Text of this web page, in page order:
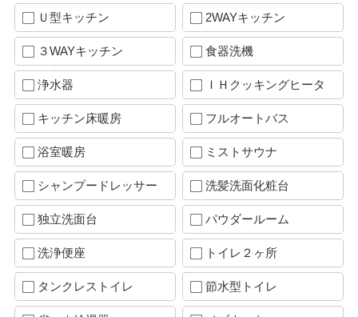
Ｕ型キッチン 2WAYキッチン
３WAYキッチン 食器洗機
浄水器 ＩＨクッキングヒータ
キッチン床暖房 フルオートバス
浴室暖房 ミストサウナ
シャンプードレッサー 洗髪洗面化粧台
独立洗面台 パウダールーム
洗浄便座 トイレ２ヶ所
タンクレストイレ 節水型トイレ